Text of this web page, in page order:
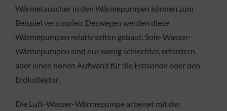
Wärmetauscher in den Wärmepumpen können zum
Beispiel verstopfen. Deswegen werden diese
Wärmepumpen relativ selten gebaut. Sole-Wasser-
Wärmepumpen sind nur wenig schlechter, erfordern
aber einen hohen Aufwand für die Erdsonde oder den
Erdkollektor.
Die Luft-Wasser-Wärmepumpe arbeitet mit der